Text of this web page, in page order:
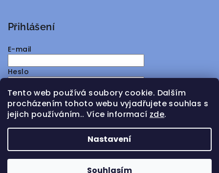
Tento web používá soubory cookie. Dalším
procházením tohoto webu vyjadřujete souhlas s
jejich používáním.. Více informací zde.
Nastavení
Souhlasím
Přihlášení
E-mail
Heslo
Přihlásit se
Nová registraceZapomenuté heslo